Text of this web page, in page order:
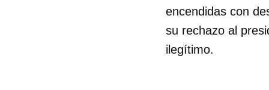
encendidas con
su rechazo al
ilegítimo.